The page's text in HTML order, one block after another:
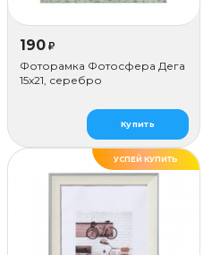
190 ₽
Фоторамка Фотосфера Дега
15x21, серебро
Купить
УСПЕЙ КУПИТЬ